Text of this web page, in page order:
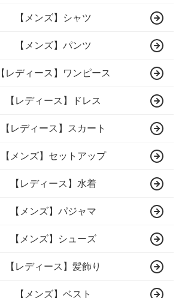
【メンズ】シャツ
【メンズ】パンツ
【レディース】ワンピース
【レディース】ドレス
【レディース】スカート
【メンズ】セットアップ
【レディース】水着
【メンズ】パジャマ
【メンズ】シューズ
【レディース】髪飾り
【メンズ】ベスト